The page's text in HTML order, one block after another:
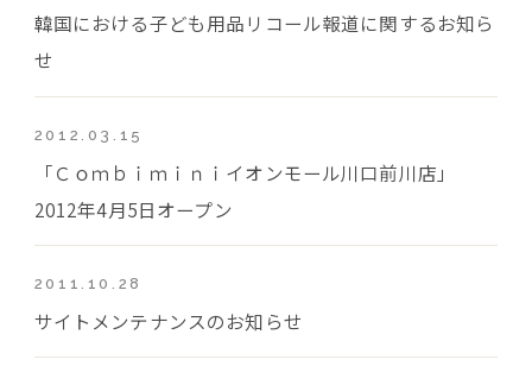
韓国における子ども用品リコール報道に関するお知ら
せ
2012.03.15
「Ｃｏｍｂｉｍｉｎｉイオンモール川口前川店」
2012年4月5日オープン
2011.10.28
サイトメンテナンスのお知らせ